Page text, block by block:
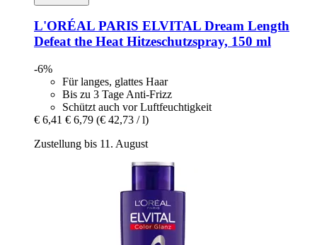
L'ORÉAL PARIS ELVITAL Dream Length
Defeat the Heat Hitzeschutzspray, 150 ml
-6%
Für langes, glattes Haar
Bis zu 3 Tage Anti-Frizz
Schützt auch vor Luftfeuchtigkeit
€ 6,41 € 6,79 (€ 42,73 / l)
Zustellung bis 11. August